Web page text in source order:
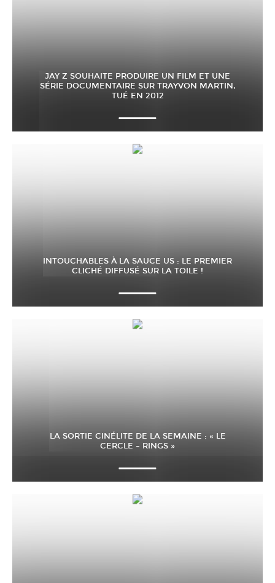
JAY Z SOUHAITE PRODUIRE UN FILM ET UNE
SÉRIE DOCUMENTAIRE SUR TRAYVON MARTIN,
TUÉ EN 2012
INTOUCHABLES À LA SAUCE US : LE PREMIER
CLICHÉ DIFFUSÉ SUR LA TOILE !
LA SORTIE CINÉLITE DE LA SEMAINE : « LE
CERCLE – RINGS »